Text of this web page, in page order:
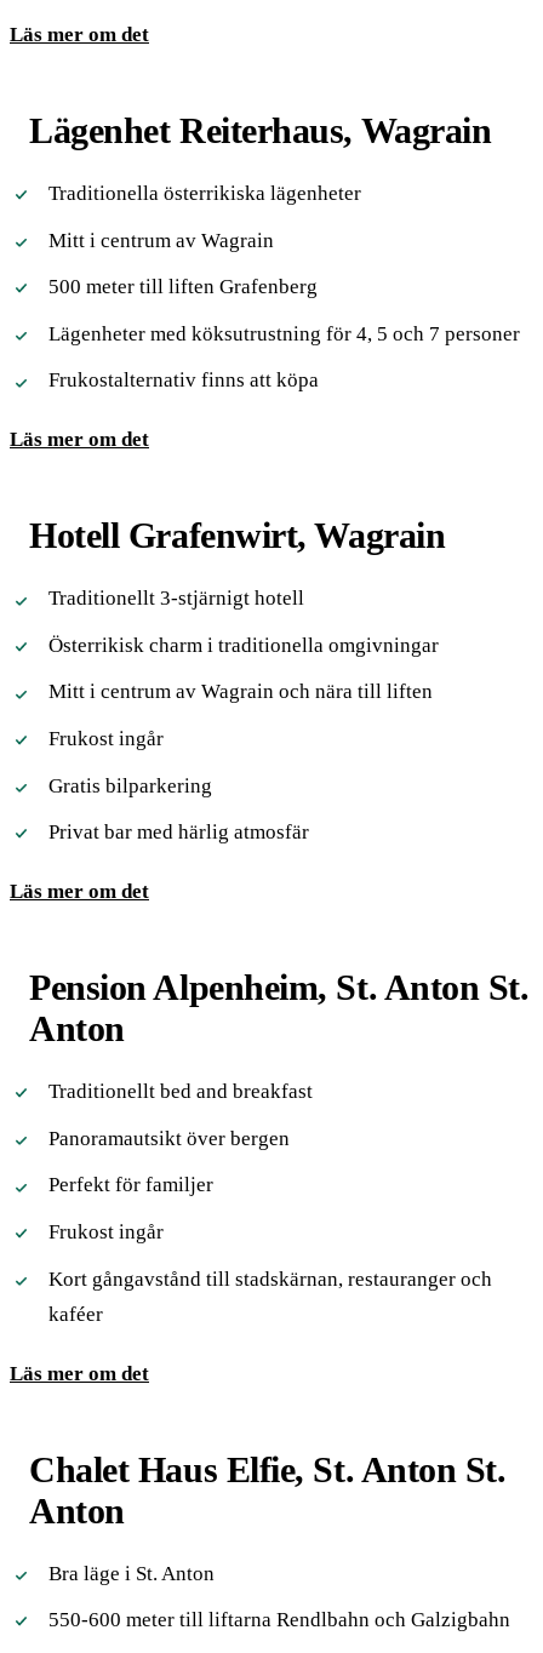
Läs mer om det
Lägenhet Reiterhaus, Wagrain
Traditionella österrikiska lägenheter
Mitt i centrum av Wagrain
500 meter till liften Grafenberg
Lägenheter med köksutrustning för 4, 5 och 7 personer
Frukostalternativ finns att köpa
Läs mer om det
Hotell Grafenwirt, Wagrain
Traditionellt 3-stjärnigt hotell
Österrikisk charm i traditionella omgivningar
Mitt i centrum av Wagrain och nära till liften
Frukost ingår
Gratis bilparkering
Privat bar med härlig atmosfär
Läs mer om det
Pension Alpenheim, St. Anton St.
Anton
Traditionellt bed and breakfast
Panoramautsikt över bergen
Perfekt för familjer
Frukost ingår
Kort gångavstånd till stadskärnan, restauranger och
kaféer
Läs mer om det
Chalet Haus Elfie, St. Anton St.
Anton
Bra läge i St. Anton
550-600 meter till liftarna Rendlbahn och Galzigbahn